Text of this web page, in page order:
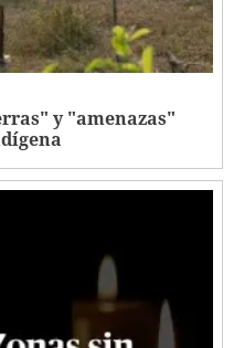
y "amenazas"